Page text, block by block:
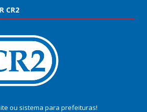
CR2
ou sistema para prefeituras!